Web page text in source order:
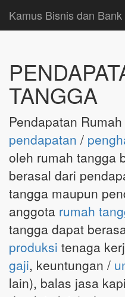
Kamus Bisnis dan Bank
TANGGA
Pendapatan
pendapatan /
oleh rumah tangga
berasal dari
tangga maupun
anggota rumah
tangga dapat
produksi tenaga
gaji, keuntungan /
lain), balas jasa